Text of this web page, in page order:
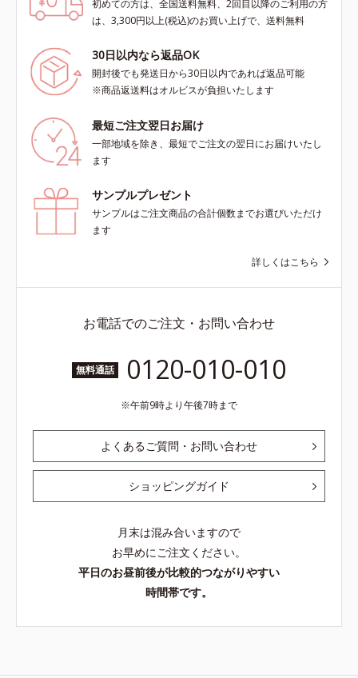
初めての方は、全国送料無料、2回目以降のご利用の方
は、3,300円以上(税込)のお買い上げで、送料無料
30日以内なら返品OK
開封後でも発送日から30日以内であれば返品可能
※商品返送料はオルビスが負担いたします
最短ご注文翌日お届け
一部地域を除き、最短でご注文の翌日にお届けいたし
ます
サンプルプレゼント
サンプルはご注文商品の合計個数までお選びいただけ
ます
詳しくはこちら
お電話でのご注文・お問い合わせ
無料通話 0120-010-010
午前9時より午後7時まで
よくあるご質問・お問い合わせ
ショッピングガイド
月末は混み合いますので
お早めにご注文ください。
平日のお昼前後が比較的つながりやすい
時間帯です。